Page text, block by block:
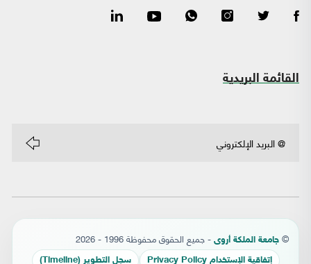
القائمة البريدية
© جامعة الملكة أروى - جميع الحقوق محفوظة 1996 - 2026
إتفاقية الإستخدام Privacy Policy سجل التطوير (Timeline)